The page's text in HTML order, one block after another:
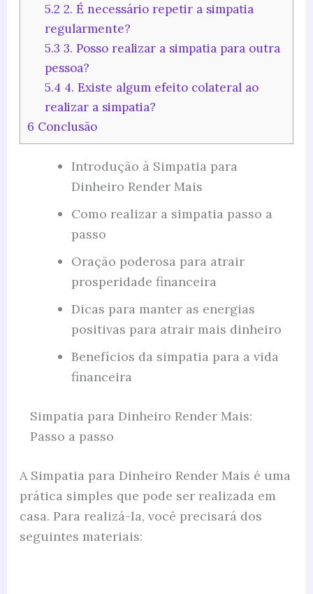
5.2 2. É necessário repetir a simpatia
regularmente?
5.3 3. Posso realizar a simpatia para outra
pessoa?
5.4 4. Existe algum efeito colateral ao
realizar a simpatia?
6 Conclusão
Introdução à Simpatia para
Dinheiro Render Mais
Como realizar a simpatia passo a
passo
Oração poderosa para atrair
prosperidade financeira
Dicas para manter as energias
positivas para atrair mais dinheiro
Benefícios da simpatia para a vida
financeira
Simpatia para Dinheiro Render Mais:
Passo a passo
A Simpatia para Dinheiro Render Mais é uma
prática simples que pode ser realizada em
casa. Para realizá-la, você precisará dos
seguintes materiais: